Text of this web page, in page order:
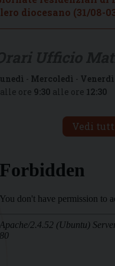
diocesano (31/08-
- Mercoledì - Venerdì
ore 9:30 alle ore 12:30
Vedi